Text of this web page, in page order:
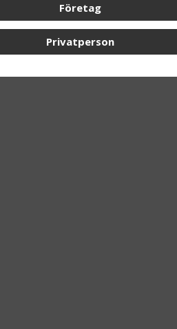
Företag
Privatperson